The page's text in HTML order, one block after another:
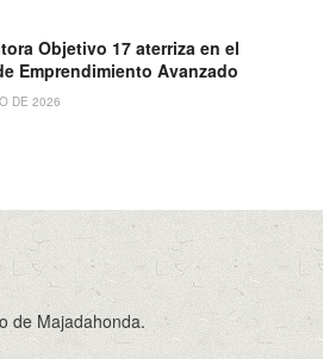
Objetivo 17 aterriza en el
Emprendimiento Avanzado
DE 2026
de Majadahonda.